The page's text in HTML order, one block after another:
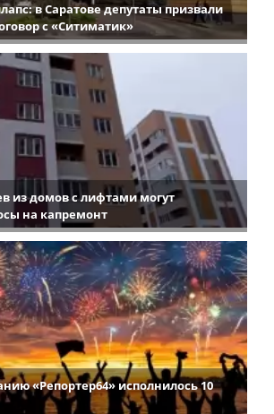
в Саратове депутаты призвали
с «Ситиматик»
из домов с лифтами могут
на капремонт
«Репортер64» исполнилось 10